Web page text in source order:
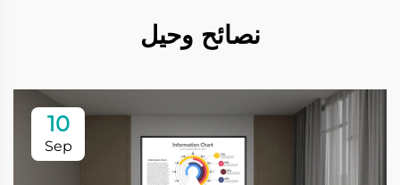
نصائح وحيل
10
Sep